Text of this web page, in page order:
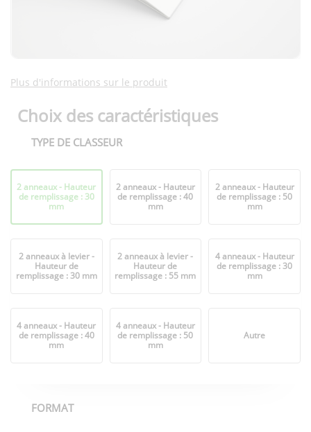
Plus d'informations sur le produit
Choix des caractéristiques
Format
plié
TYPE DE CLASSEUR
2 anneaux - Hauteur
de remplissage : 30
mm
2 anneaux - Hauteur
de remplissage : 40
mm
2 anneaux - Hauteur
de remplissage : 50
mm
2 anneaux à levier -
Hauteur de
remplissage : 30 mm
2 anneaux à levier -
Hauteur de
remplissage : 55 mm
4 anneaux - Hauteur
de remplissage : 30
mm
4 anneaux - Hauteur
de remplissage : 40
mm
4 anneaux - Hauteur
de remplissage : 50
mm
Autre
FORMAT